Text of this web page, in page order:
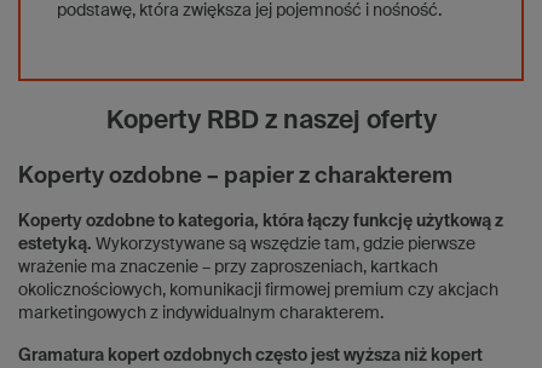
podstawę, która zwiększa jej pojemność i nośność.
Koperty RBD z naszej oferty
Koperty ozdobne – papier z charakterem
Koperty ozdobne to kategoria, która łączy funkcję użytkową z
estetyką. Wykorzystywane są wszędzie tam, gdzie pierwsze
wrażenie ma znaczenie – przy zaproszeniach, kartkach
okolicznościowych, komunikacji firmowej premium czy akcjach
marketingowych z indywidualnym charakterem.
Gramatura kopert ozdobnych często jest wyższa niż kopert